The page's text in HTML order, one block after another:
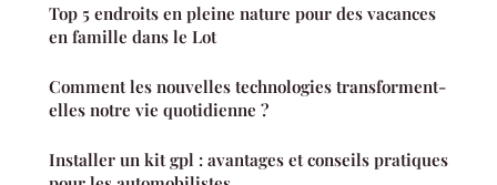
Top 5 endroits en pleine nature pour des vacances
en famille dans le Lot
Comment les nouvelles technologies transforment-
elles notre vie quotidienne ?
Installer un kit gpl : avantages et conseils pratiques